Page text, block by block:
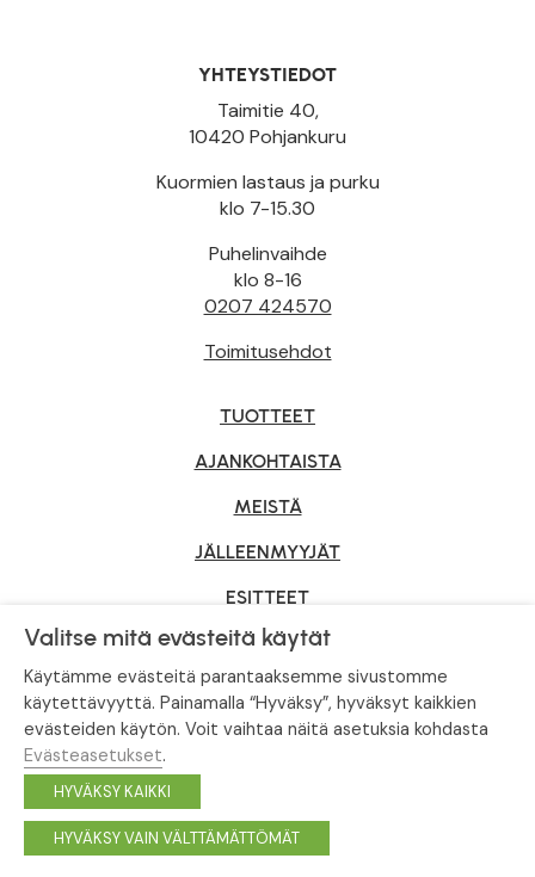
YHTEYSTIEDOT
Taimitie 40,
10420 Pohjankuru
Kuormien lastaus ja purku
klo 7-15.30
Puhelinvaihde
klo 8-16
0207 424570
Toimitusehdot
TUOTTEET
AJANKOHTAISTA
MEISTÄ
JÄLLEENMYYJÄT
ESITTEET
YRITYSMYYNTI
Tietosuojaseloste
© Tahvoset, All Rights Reserved.
Facebook
Valitse mitä evästeitä käytät
Käytämme evästeitä parantaaksemme sivustomme
käytettävyyttä. Painamalla “Hyväksy”, hyväksyt kaikkien
evästeiden käytön. Voit vaihtaa näitä asetuksia kohdasta
Evästeasetukset.
HYVÄKSY KAIKKI
HYVÄKSY VAIN VÄLTTÄMÄTTÖMÄT